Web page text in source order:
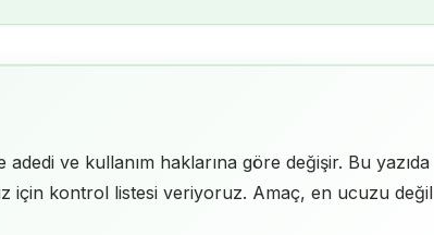
ve kullanım haklarına göre değişir. Bu yazıda
için kontrol listesi veriyoruz. Amaç, en ucuzu değil